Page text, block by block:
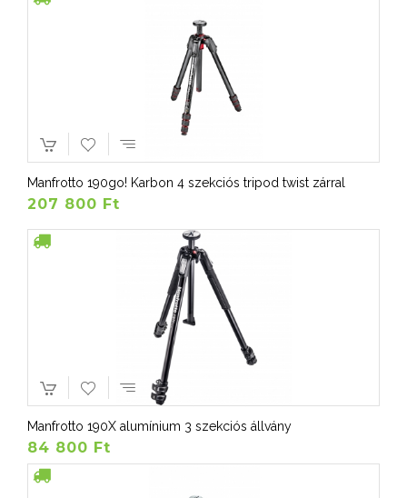
Manfrotto 190go! Karbon 4 szekciós tripod twist zárral
207 800 Ft
Manfrotto 190X alumínium 3 szekciós állvány
84 800 Ft